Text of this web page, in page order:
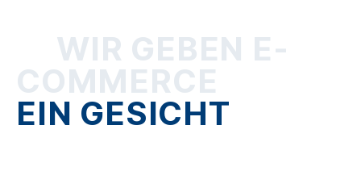
WIR GEBEN E-
COMMERCE
EIN GESICHT